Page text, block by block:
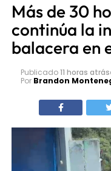
Más de 30
continúa la
balacera en
Publicado11 horas atrás
Por Brandon